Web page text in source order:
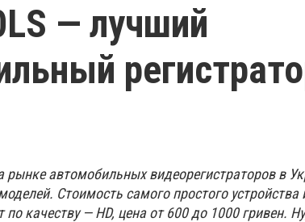
— лучший
рынке автомобильных видеорегистраторов в
Стоимость самого простого устройства
по качеству — HD, цена от 600 до 1000 гривен.